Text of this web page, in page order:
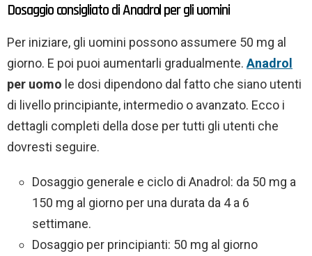
Dosaggio consigliato di Anadrol per gli uomini
Per iniziare, gli uomini possono assumere 50 mg al
giorno. E poi puoi aumentarli gradualmente. Anadrol
per uomo le dosi dipendono dal fatto che siano utenti
di livello principiante, intermedio o avanzato. Ecco i
dettagli completi della dose per tutti gli utenti che
dovresti seguire.
Dosaggio generale e ciclo di Anadrol: da 50 mg a
150 mg al giorno per una durata da 4 a 6
settimane.
Dosaggio per principianti: 50 mg al giorno